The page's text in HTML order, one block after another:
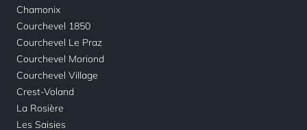
Chamonix
Courchevel 1850
Courchevel Le Praz
Courchevel Moriond
Courchevel Village
Crest-Voland
La Rosière
Les Saisies